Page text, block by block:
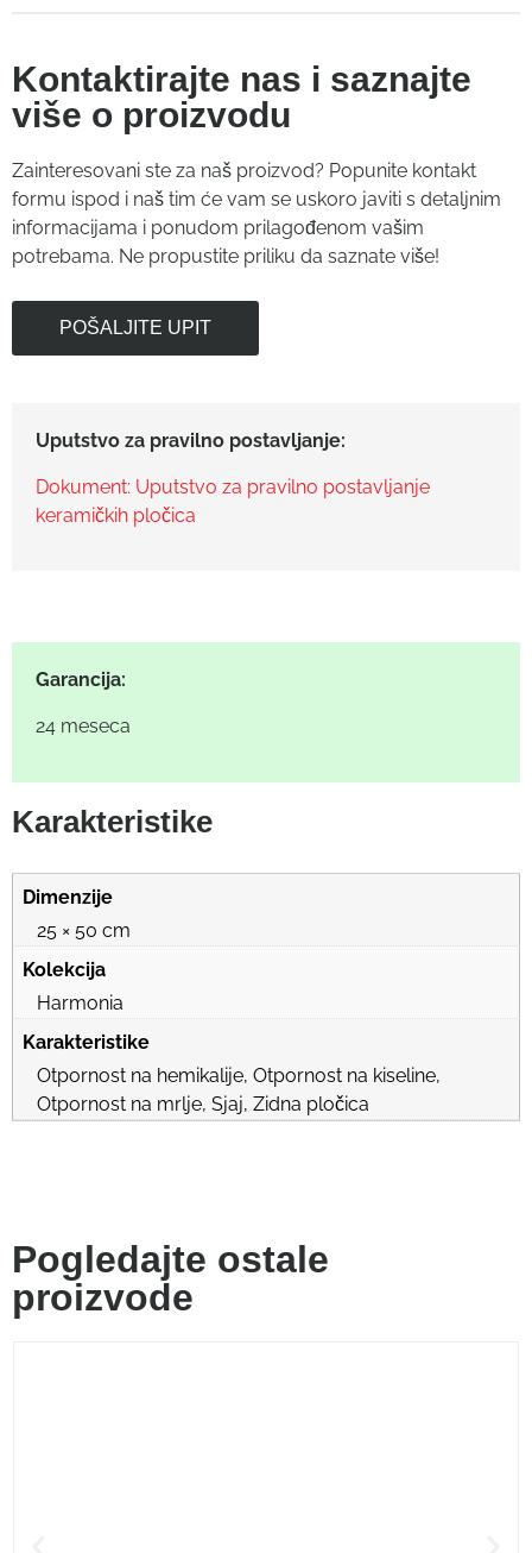
Kontaktirajte nas i saznajte
više o proizvodu
Zainteresovani ste za naš proizvod? Popunite kontakt
formu ispod i naš tim će vam se uskoro javiti s detaljnim
informacijama i ponudom prilagođenom vašim
potrebama. Ne propustite priliku da saznate više!
POŠALJITE UPIT
Uputstvo za pravilno postavljanje:
Dokument: Uputstvo za pravilno postavljanje
keramičkih pločica
Garancija:
24 meseca
Karakteristike
Dimenzije
25 × 50 cm
Kolekcija
Harmonia
Karakteristike
Otpornost na hemikalije, Otpornost na kiseline,
Otpornost na mrlje, Sjaj, Zidna pločica
Pogledajte ostale
proizvode